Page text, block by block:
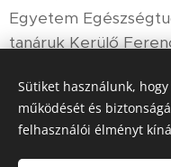
Egyetem
tanáruk Kerülő
Sütiket használunk,
működését és
felhasználói élményt